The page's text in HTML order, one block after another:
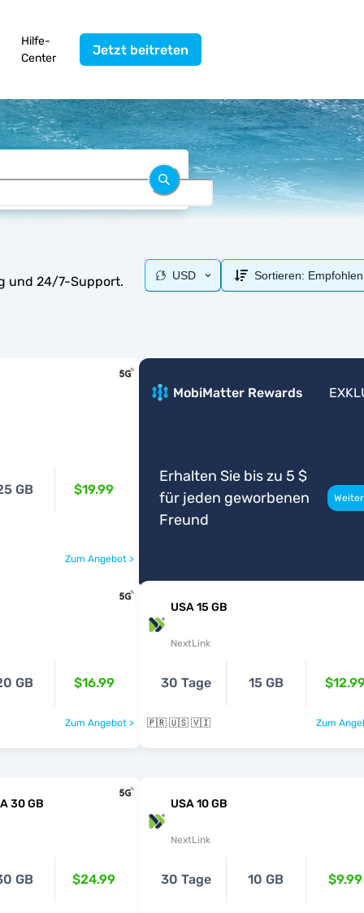
Hilfe-
Center
Jetzt beitreten
und 24/7-Support. USD Sortieren: Empfohlen
GB $19.99
Zum Angebot >
MobiMatter Rewards
Erhalten Sie bis zu 5 $
für jeden geworbenen
Freund
GB $16.99
Zum Angebot >
USA 15 GB
NextLink
30 Tage 15 GB
🇵🇷 🇺🇸 🇻🇮 Zum
30 GB
GB $24.99
USA 10 GB
NextLink
30 Tage 10 GB $9.99